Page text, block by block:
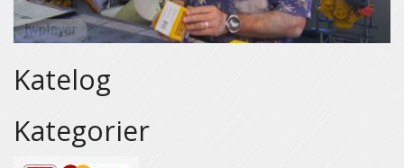
Katelog
Kategorier